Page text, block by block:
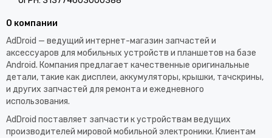
О компании
AdDroid — ведущий интернет-магазин запчастей и
аксессуаров для мобильных устройств и планшетов на базе
Android. Компания предлагает качественные оригинальные
детали, такие как дисплеи, аккумуляторы, крышки, тачскрины,
и других запчастей для ремонта и ежедневного
использования.​
AdDroid поставляет запчасти к устройствам ведущих
производителей мировой мобильной электроники. Клиентам